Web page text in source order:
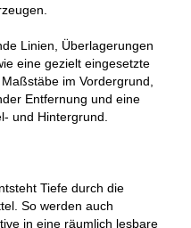
Linien, Überlagerungen
eine gezielt eingesetzte
im Vordergrund,
Entfernung und eine
und Hintergrund.
Tiefe durch die
So werden auch
in eine räumlich lesbare